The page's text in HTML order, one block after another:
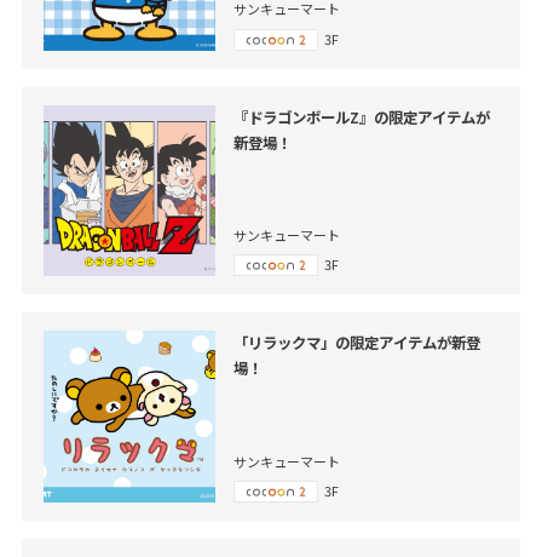
サンキューマート
3F
『ドラゴンボールZ』の限定アイテムが
新登場！
サンキューマート
3F
「リラックマ」の限定アイテムが新登
場！
サンキューマート
3F